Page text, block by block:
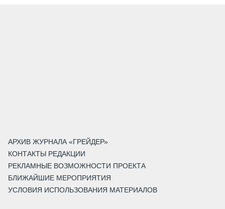
АРХИВ ЖУРНАЛА «ГРЕЙДЕР»
КОНТАКТЫ РЕДАКЦИИ
РЕКЛАМНЫЕ ВОЗМОЖНОСТИ ПРОЕКТА
БЛИЖАЙШИЕ МЕРОПРИЯТИЯ
УСЛОВИЯ ИСПОЛЬЗОВАНИЯ МАТЕРИАЛОВ